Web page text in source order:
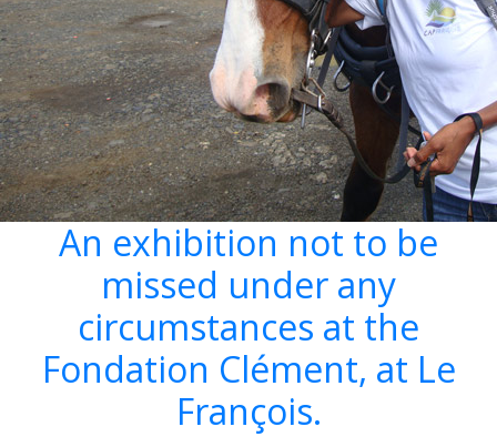
An exhibition not to be
missed under any
circumstances at the
Fondation Clément, at Le
François.